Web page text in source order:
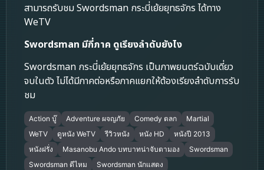
สามารถรับชม Swordsman กระบี่เย้ยยุทธจักร ได้ทาง
WeTV
Swordsman มีกี่ภาค ดูเรียงลำดับยังไง
Swordsman กระบี่เย้ยยุทธจักร เป็นภาพยนตร์ฉบับเดี่ยว
จบในตัว ไม่ได้มีภาคต่อหรือภาคแยกให้ต้องเรียงลำดับการรับ
ชม
Action บู๊ Adventure ผจญภัย Comedy ตลก
Martial
WeTV
ดูหนัง WeTV รีวิวหนัง หนัง HD
หนังปี 2013
หนังฝรั่ง
Masanobu Ando บทบาทน่าจับตามอง
Swordsman
Swordsman ดีไหม
Swordsman นักแสดง